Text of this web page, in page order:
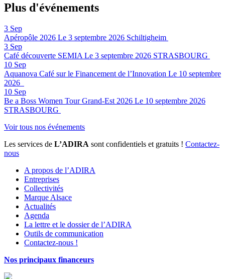
Plus d'événements
3 Sep
Apéropôle 2026 Le 3 septembre 2026 Schiltigheim
3 Sep
Café découverte SEMIALe 3 septembre 2026 STRASBOURG
10 Sep
Aquanova Café sur le Financement de l’Innovation Le 10 septembre
2026
10 Sep
Be a Boss Women Tour Grand-Est 2026 Le 10 septembre 2026
STRASBOURG
Voir tous nos événements
Les services de L’ADIRA sont confidentiels et gratuits ! Contactez-
nous
A propos de l’ADIRA
Entreprises
Collectivités
Marque Alsace
Actualités
Agenda
La lettre et le dossier de l’ADIRA
Outils de communication
Contactez-nous !
Nos principaux financeurs